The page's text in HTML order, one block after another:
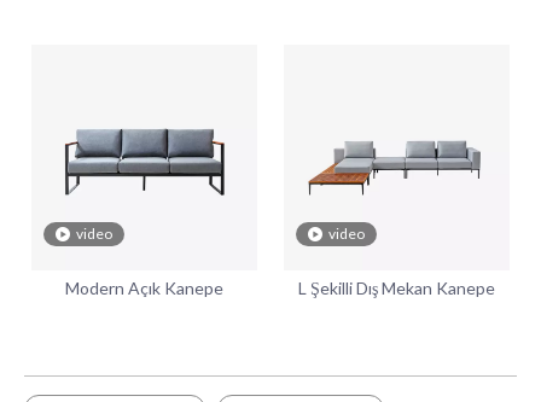
video
Modern Açık Kanepe
video
L Şekilli Dış Mekan Kanepe